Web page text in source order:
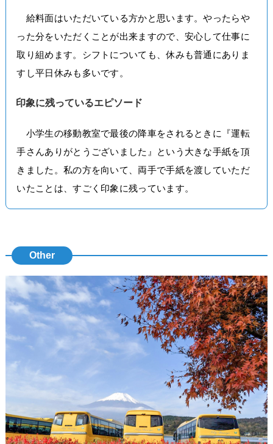
給料面はいただいている方かと思います。やったらや
った分をいただくことが出来ますので、安心して仕事に
取り組めます。シフトについても、休みも普通にありま
すし平日休みも多いです。
印象に残っているエピソード
小学生の移動教室で最後の降車をされるときに『運転
手さんありがとうございました』という大きな手紙を頂
きました。私の方を向いて、両手で手紙を渡していただ
いたことは、すごく印象に残っています。